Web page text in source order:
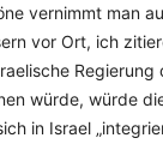
vernimmt man
vor Ort, ich
Regierung
würde, würde
in Israel